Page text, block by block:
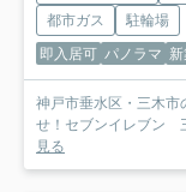
都市ガス
駐輪場
即入居可 パノラマ
神戸市垂水区・三木市
せ！セブンイレブン
見る